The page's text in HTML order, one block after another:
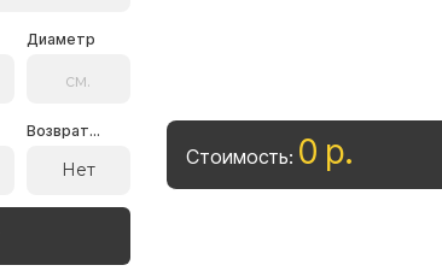
Диаметр
Возврат...
Нет
Стоимость: 0 р.